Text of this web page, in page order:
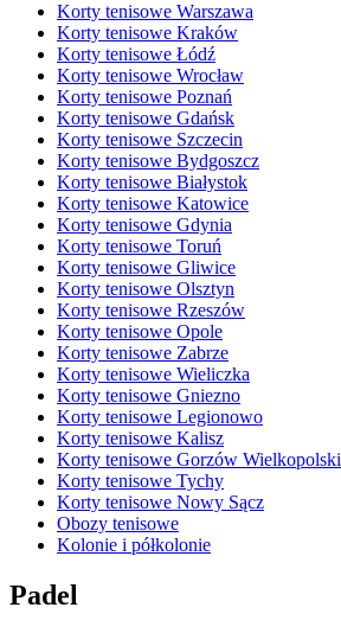
Korty tenisowe Warszawa
Korty tenisowe Kraków
Korty tenisowe Łódź
Korty tenisowe Wrocław
Korty tenisowe Poznań
Korty tenisowe Gdańsk
Korty tenisowe Szczecin
Korty tenisowe Bydgoszcz
Korty tenisowe Białystok
Korty tenisowe Katowice
Korty tenisowe Gdynia
Korty tenisowe Toruń
Korty tenisowe Gliwice
Korty tenisowe Olsztyn
Korty tenisowe Rzeszów
Korty tenisowe Opole
Korty tenisowe Zabrze
Korty tenisowe Wieliczka
Korty tenisowe Gniezno
Korty tenisowe Legionowo
Korty tenisowe Kalisz
Korty tenisowe Gorzów Wielkopolski
Korty tenisowe Tychy
Korty tenisowe Nowy Sącz
Obozy tenisowe
Kolonie i półkolonie
Padel